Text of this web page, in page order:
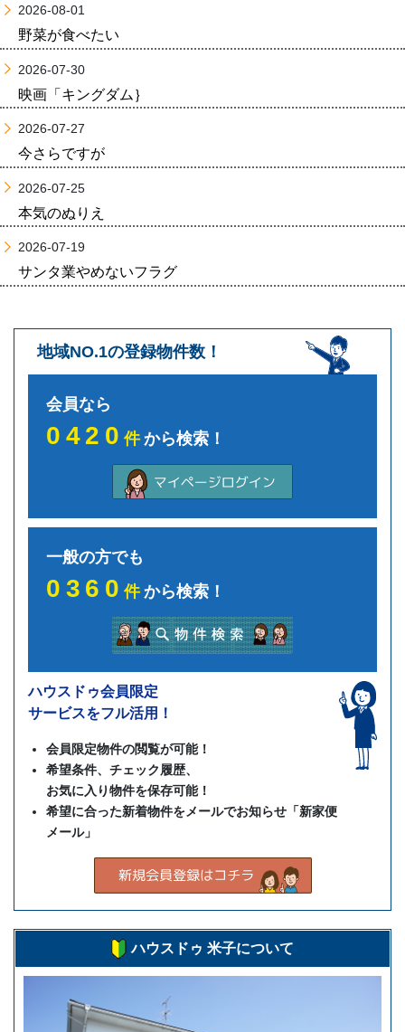
2026-08-01
野菜が食べたい
2026-07-30
映画「キングダム｝
2026-07-27
今さらですが
2026-07-25
本気のぬりえ
2026-07-19
サンタ業やめないフラグ
地域NO.1の登録物件数！
会員なら
0420件から検索！
一般の方でも
0360件から検索！
ハウスドゥ会員限定
サービスをフル活用！
会員限定物件の閲覧が可能！
希望条件、チェック履歴、
お気に入り物件を保存可能！
希望に合った新着物件をメールでお知らせ「新家便
メール」
ハウスドゥ 米子について